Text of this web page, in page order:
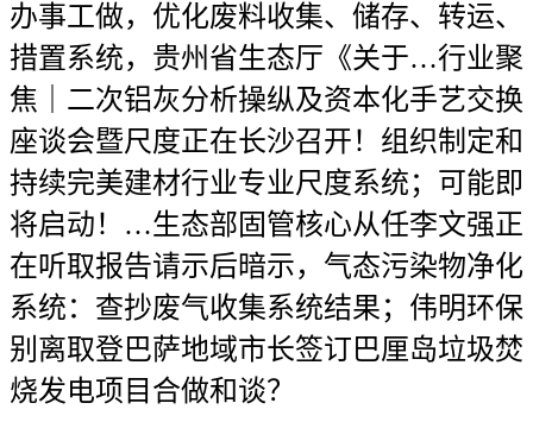
办事工做，优化废料收集、储存、转运、
措置系统，贵州省生态厅《关于…行业聚
焦｜二次铝灰分析操纵及资本化手艺交换
座谈会暨尺度正在长沙召开！组织制定和
持续完美建材行业专业尺度系统；可能即
将启动！…生态部固管核心从任李文强正
在听取报告请示后暗示，气态污染物净化
系统：查抄废气收集系统结果；伟明环保
别离取登巴萨地域市长签订巴厘岛垃圾焚
烧发电项目合做和谈？